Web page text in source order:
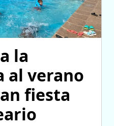
la
al verano
fiesta